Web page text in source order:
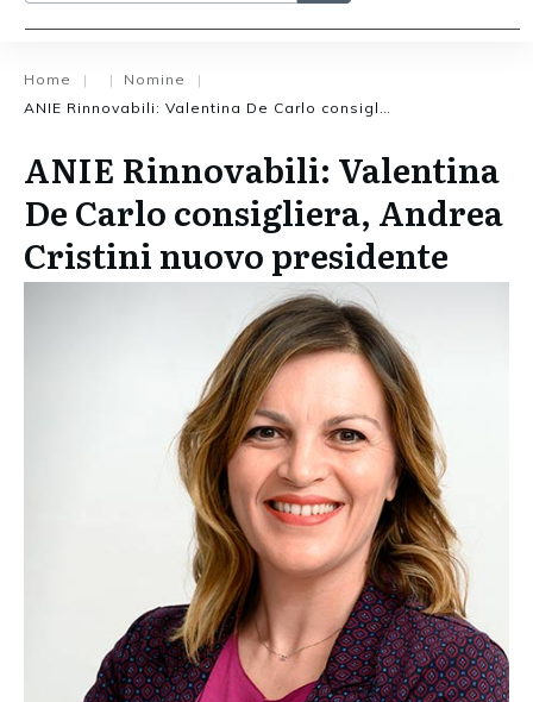
Home | | Nomine
|
ANIE Rinnovabili: Valentina
De Carlo consigliera, Andrea
Cristini nuovo presidente